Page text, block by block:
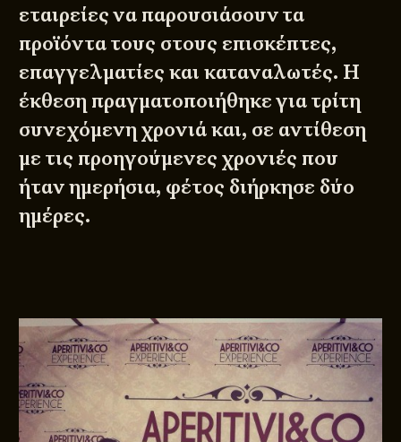
εταιρείες να παρουσιάσουν τα
προϊόντα τους στους επισκέπτες,
επαγγελματίες και καταναλωτές. Η
έκθεση πραγματοποιήθηκε για τρίτη
συνεχόμενη χρονιά και, σε αντίθεση
με τις προηγούμενες χρονιές που
ήταν ημερήσια, φέτος διήρκησε δύο
ημέρες.